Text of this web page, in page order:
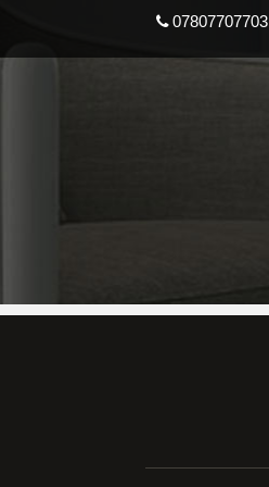
07807707703